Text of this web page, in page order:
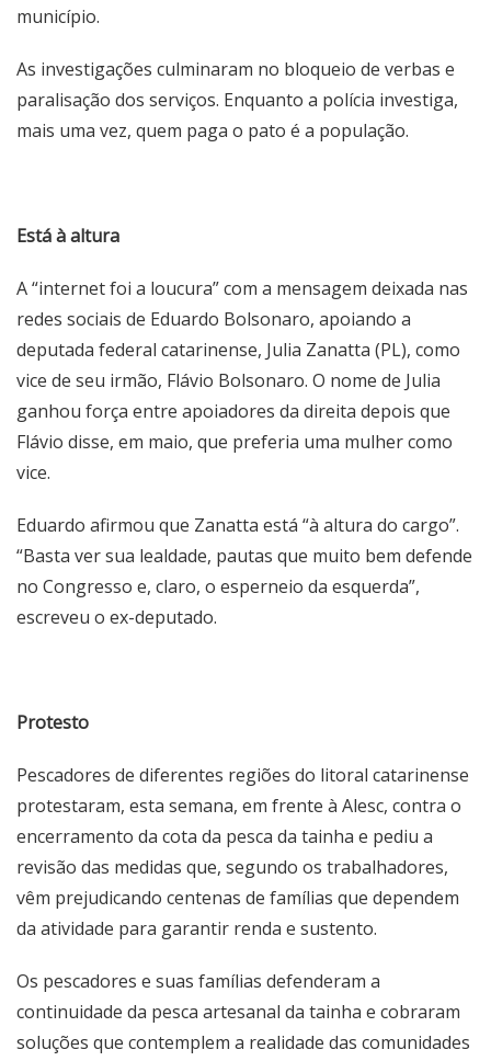
município.
As investigações culminaram no bloqueio de verbas e
paralisação dos serviços. Enquanto a polícia investiga,
mais uma vez, quem paga o pato é a população.
Está à altura
A “internet foi a loucura” com a mensagem deixada nas
redes sociais de Eduardo Bolsonaro, apoiando a
deputada federal catarinense, Julia Zanatta (PL), como
vice de seu irmão, Flávio Bolsonaro. O nome de Julia
ganhou força entre apoiadores da direita depois que
Flávio disse, em maio, que preferia uma mulher como
vice.
Eduardo afirmou que Zanatta está “à altura do cargo”.
“Basta ver sua lealdade, pautas que muito bem defende
no Congresso e, claro, o esperneio da esquerda”,
escreveu o ex-deputado.
Protesto
Pescadores de diferentes regiões do litoral catarinense
protestaram, esta semana, em frente à Alesc, contra o
encerramento da cota da pesca da tainha e pediu a
revisão das medidas que, segundo os trabalhadores,
vêm prejudicando centenas de famílias que dependem
da atividade para garantir renda e sustento.
Os pescadores e suas famílias defenderam a
continuidade da pesca artesanal da tainha e cobraram
soluções que contemplem a realidade das comunidades